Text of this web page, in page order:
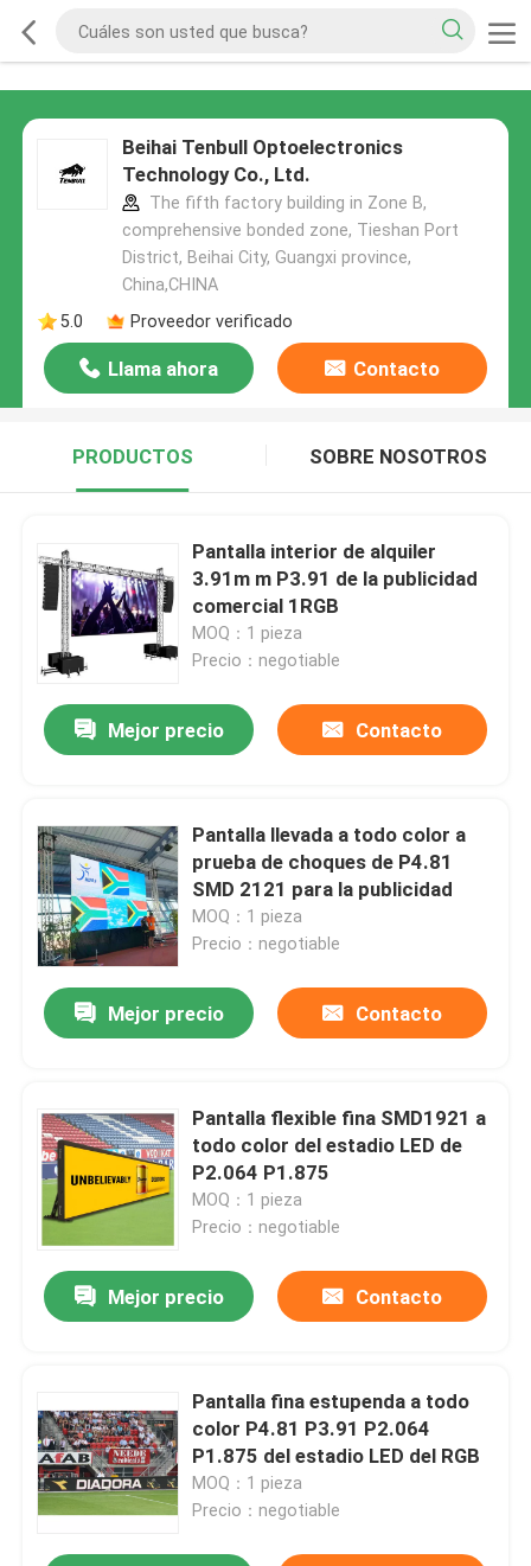
Beihai Tenbull Optoelectronics
Technology Co., Ltd.
The fifth factory building in Zone B,
comprehensive bonded zone, Tieshan Port
District, Beihai City, Guangxi province,
China,CHINA
5.0
Proveedor verificado
Llama ahora Contacto
PRODUCTOS SOBRE NOSOTROS
Pantalla interior de alquiler
3.91m m P3.91 de la publicidad
comercial 1RGB
MOQ：1 pieza
Precio：negotiable
Mejor precio Contacto
Pantalla llevada a todo color a
prueba de choques de P4.81
SMD 2121 para la publicidad
MOQ：1 pieza
Precio：negotiable
Mejor precio Contacto
Pantalla flexible fina SMD1921 a
todo color del estadio LED de
P2.064 P1.875
MOQ：1 pieza
Precio：negotiable
Mejor precio Contacto
Pantalla fina estupenda a todo
color P4.81 P3.91 P2.064
P1.875 del estadio LED del RGB
MOQ：1 pieza
Precio：negotiable